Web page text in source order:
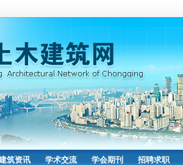
筑资讯 学术交流 学会期刊 招聘求职